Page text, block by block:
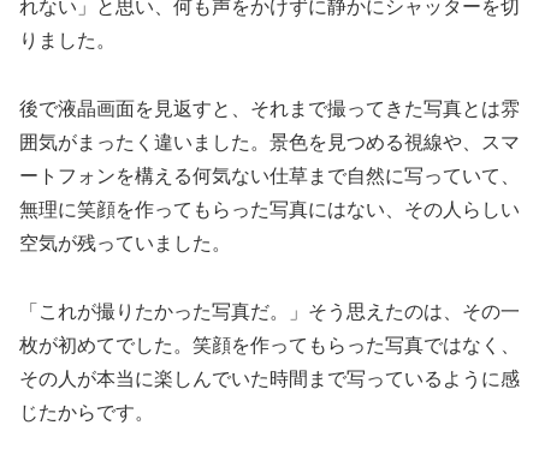
れない」と思い、何も声をかけずに静かにシャッターを切
りました。
後で液晶画面を見返すと、それまで撮ってきた写真とは雰
囲気がまったく違いました。景色を見つめる視線や、スマ
ートフォンを構える何気ない仕草まで自然に写っていて、
無理に笑顔を作ってもらった写真にはない、その人らしい
空気が残っていました。
「これが撮りたかった写真だ。」そう思えたのは、その一
枚が初めてでした。笑顔を作ってもらった写真ではなく、
その人が本当に楽しんでいた時間まで写っているように感
じたからです。